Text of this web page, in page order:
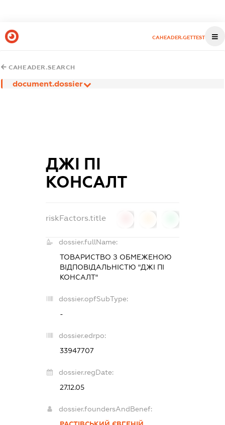
CAHEADER.GETTEST
CAHEADER.SEARCH
document.dossier
ДЖІ ПІ
КОНСАЛТ
riskFactors.title
dossier.fullName:
ТОВАРИСТВО З ОБМЕЖЕНОЮ
ВІДПОВІДАЛЬНІСТЮ "ДЖІ ПІ
КОНСАЛТ"
dossier.opfSubType:
-
dossier.edrpo:
33947707
dossier.regDate:
27.12.05
dossier.foundersAndBenef: